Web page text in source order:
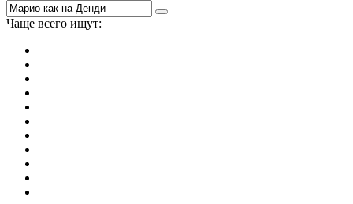
Чаще всего ищут: